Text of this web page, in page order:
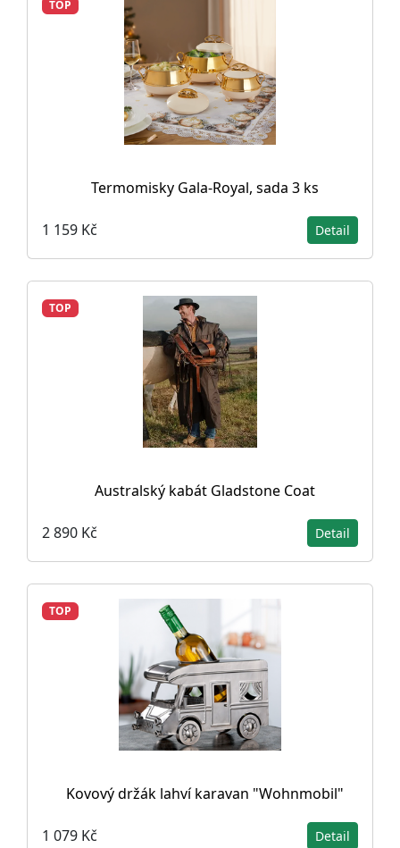
TOP
Termomisky Gala-Royal, sada 3 ks
1 159 Kč Detail
TOP
Australský kabát Gladstone Coat
2 890 Kč Detail
TOP
Kovový držák lahví karavan "Wohnmobil"
1 079 Kč Detail